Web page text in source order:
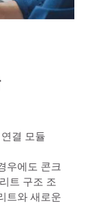
결 모듈
우에도 콘크
트 구조 조
트와 새로운